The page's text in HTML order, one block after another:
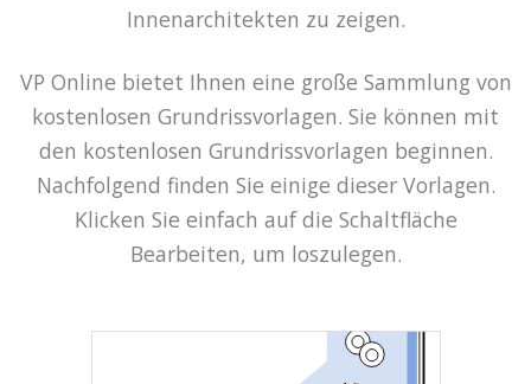
Innenarchitekten zu zeigen.
VP Online bietet Ihnen eine große Sammlung von
kostenlosen Grundrissvorlagen. Sie können mit
den kostenlosen Grundrissvorlagen beginnen.
Nachfolgend finden Sie einige dieser Vorlagen.
Klicken Sie einfach auf die Schaltfläche
Bearbeiten, um loszulegen.